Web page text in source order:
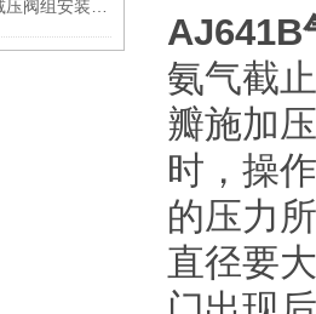
AJ641B
氨气截
瓣施加
时，操
的压力
直径要